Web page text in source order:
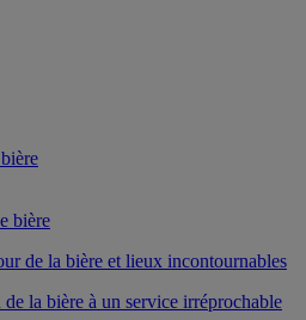
bière
de la bière et lieux incontournables
la bière à un service irréprochable